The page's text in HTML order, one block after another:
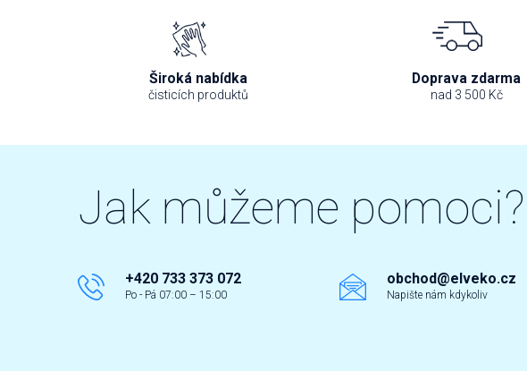
Široká nabídka
čisticích produktů
Doprava zdarma
nad 3 500 Kč
Jak můžeme pomoci?
+420 733 373 072
Po - Pá 07:00 – 15:00
obchod@elveko.cz
Napište nám kdykoliv